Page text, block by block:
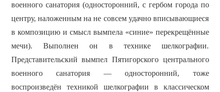
военного санатория (односторонний, с гербом города по
центру, наложенным на не совсем удачно вписывающиеся
в композицию и смысл вымпела «синие» перекрещённые
мечи). Выполнен он в технике шелкографии.
Представительский вымпел Пятигорского центрального
военного санатория — односторонний, тоже
воспроизведён техникой шелкографии в классическом